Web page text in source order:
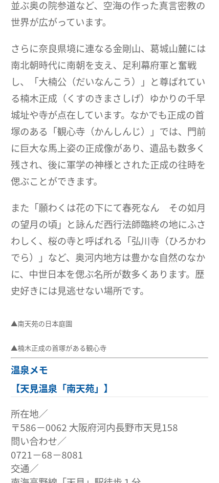
並ぶ奥の院参道など、空海の作った真言密教の
世界が広がっています。
さらに奈良県境に連なる金剛山、葛城山麓には
南北朝時代に南朝を支え、足利幕府軍と奮戦
し、「大楠公（だいなんこう）」と尊ばれてい
る楠木正成（くすのきまさしげ）ゆかりの千早
城址や寺が点在しています。なかでも正成の首
塚のある「観心寺（かんしんじ）」では、門前
に巨大な馬上姿の正成像があり、遺品も数多く
残され、後に軍学の神様とされた正成の往時を
偲ぶことができます。
また「願わくは花の下にて春死なん その如月
の望月の頃」と詠んだ西行法師臨終の地にふさ
わしく、桜の寺と呼ばれる「弘川寺（ひろかわ
でら）」など、奥河内地方は豊かな自然のなか
に、中世日本を偲ぶ名所が数多くあります。歴
史好きには見逃せない場所です。
▲南天苑の日本庭園
▲楠木正成の首塚がある観心寺
温泉メモ
【天見温泉「南天苑」】
所在地／
〒586−0062 大阪府河内長野市天見158
問い合わせ／
0721−68−8081
交通／